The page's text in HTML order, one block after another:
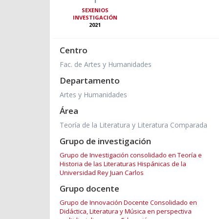
SEXENIOS
INVESTIGACIÓN
2021
Centro
Fac. de Artes y Humanidades
Departamento
Artes y Humanidades
Área
Teoría de la Literatura y Literatura Comparada
Grupo de investigación
Grupo de Investigación consolidado en Teoría e
Historia de las Literaturas Hispánicas de la
Universidad Rey Juan Carlos
Grupo docente
Grupo de Innovación Docente Consolidado en
Didáctica, Literatura y Música en perspectiva